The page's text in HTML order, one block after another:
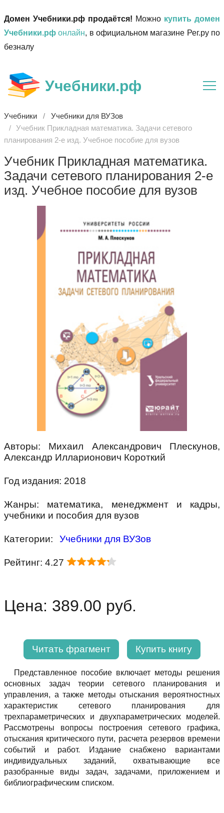
Домен Учебники.рф продаётся! Можно купить домен
Учебники.рф онлайн, в официальном магазине Рег.ру по
безналу
Учебники.рф
Учебники
Учебники для ВУЗов
Учебник Прикладная математика. Задачи сетевого
планирования 2-е изд. Учебное пособие для вузов
Учебник Прикладная математика.
Задачи сетевого планирования 2-е
изд. Учебное пособие для вузов
Авторы: Михаил Александрович Плескунов,
Александр Илларионович Короткий
Год издания: 2018
Жанры: математика, менеджмент и кадры,
учебники и пособия для вузов
Категории: Учебники для ВУЗов
Рейтинг: 4.27
Цена: 389.00 руб.
Читать фрагмент Купить книгу
Представленное пособие включает методы решения
основных задач теории сетевого планирования и
управления, а также методы отыскания вероятностных
характеристик сетевого планирования для
трехпараметрических и двухпараметрических моделей.
Рассмотрены вопросы построения сетевого графика,
отыскания критического пути, расчета резервов времени
событий и работ. Издание снабжено вариантами
индивидуальных заданий, охватывающие все
разобранные виды задач, задачами, приложением и
библиографическим списком.